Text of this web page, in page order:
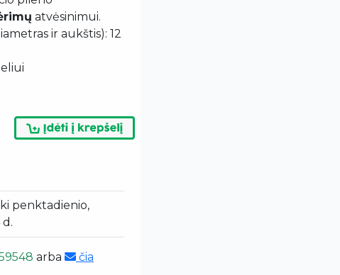
atvėsinimui.
ir aukštis): 12
penktadienio,
arba čia